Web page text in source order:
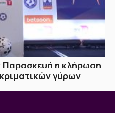
Παρασκευή η κλήρωση
γύρων